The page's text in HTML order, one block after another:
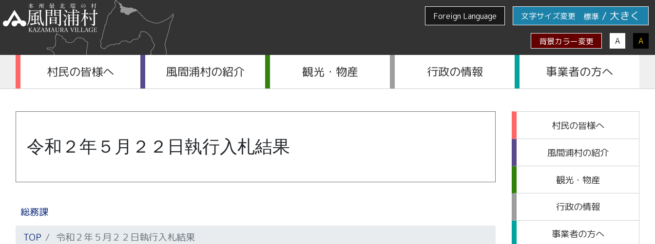
Foreign Language 文字サイズ変更 標準 / 大きく
背景カラー変更 A A
村民の皆様へ 風間浦村の紹介 観光・物産 行政の情報 事業者の方へ
令和２年５月２２日執行入札結果
総務課
TOP
令和２年５月２２日執行入札結果
村民の皆様へ
風間浦村の紹介
観光・物産
行政の情報
事業者の方へ